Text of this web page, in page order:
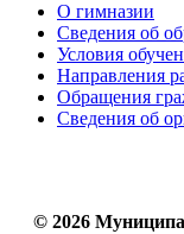
О гимназии
Сведения об
Условия
Направления
Обращения
Сведения об
© 2026